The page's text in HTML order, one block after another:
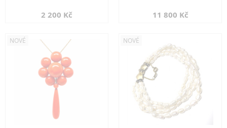
2 200 Kč 11 800 Kč
NOVÉ NOVÉ